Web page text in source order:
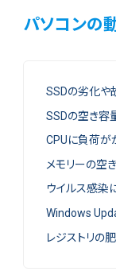
パソコンの
SSDの劣化や
SSDの空き容
CPUに負荷が
メモリーの空
ウイルス感染
Windows
レジストリの